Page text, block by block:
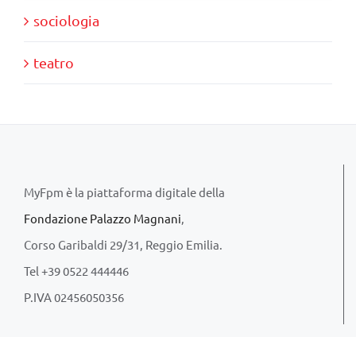
sociologia
teatro
MyFpm è la piattaforma digitale della
Fondazione Palazzo Magnani,
Corso Garibaldi 29/31, Reggio Emilia.
Tel +39 0522 444446
P.IVA 02456050356